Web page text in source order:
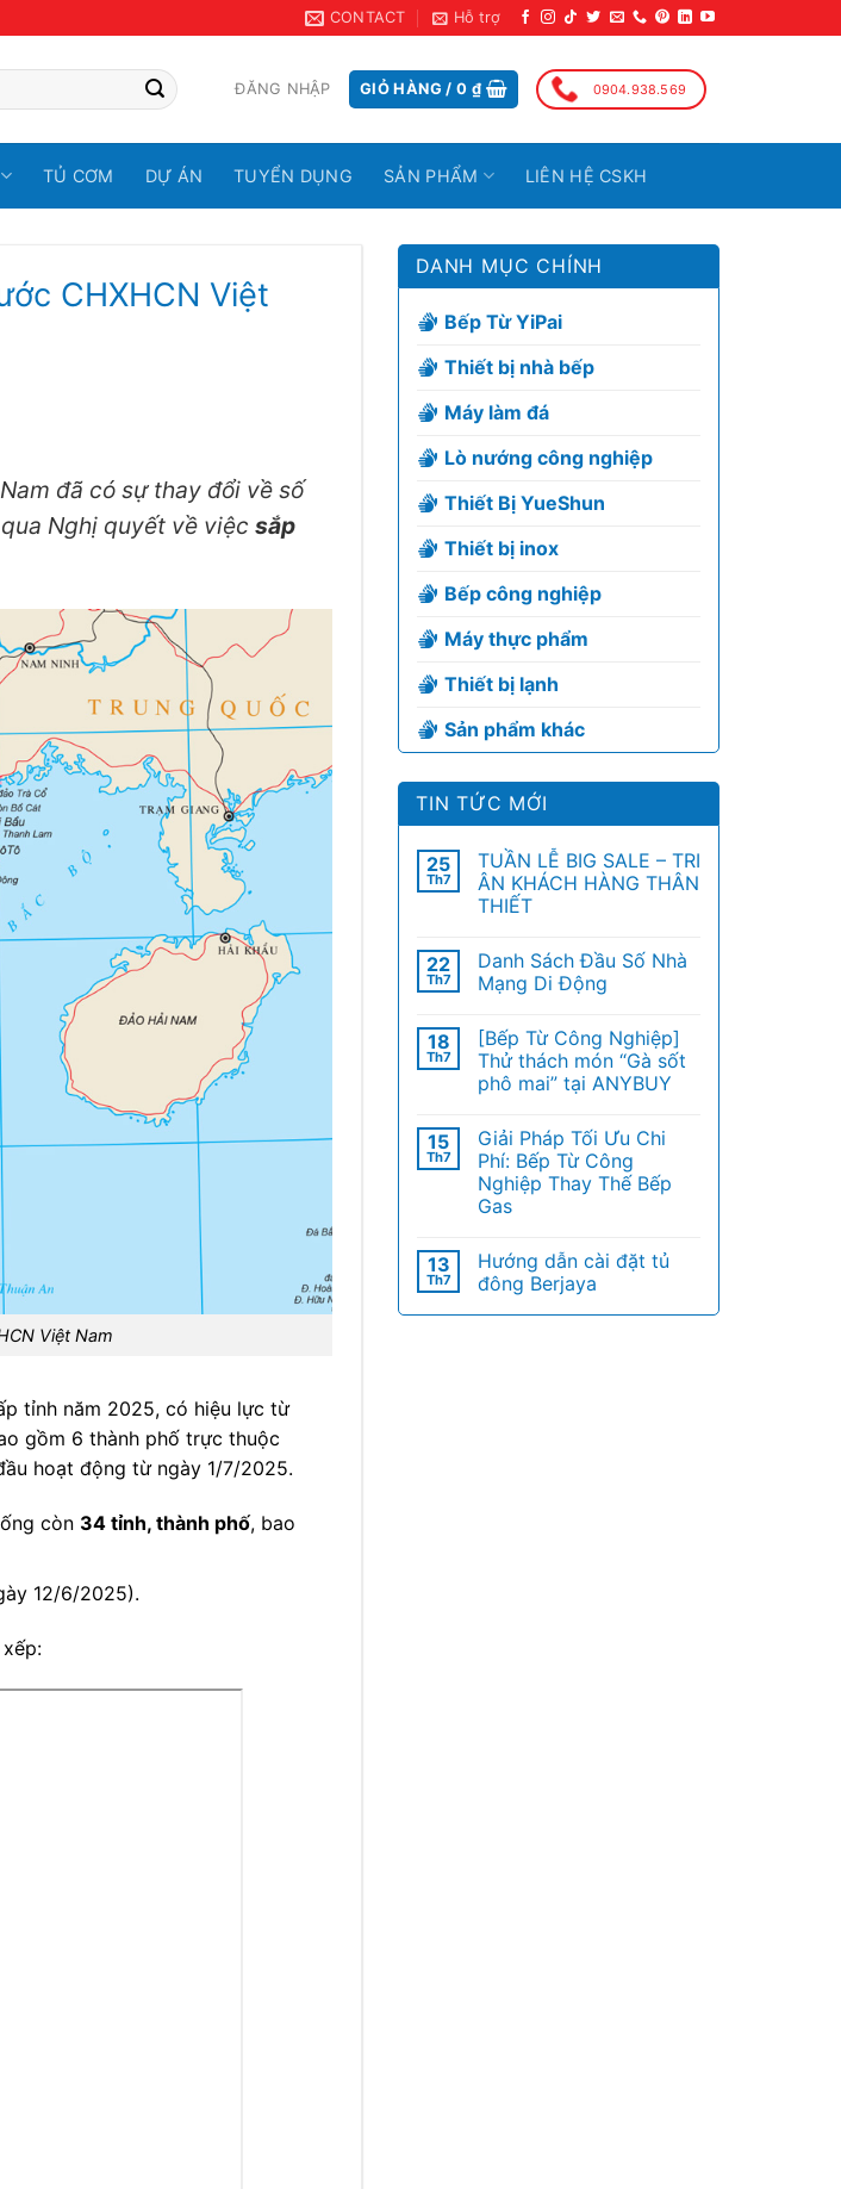
CONTACT Hỗ trợ
ĐĂNG NHẬP GIỎ HÀNG /0 ₫ 0904.938.569
TỦ CƠM DỰ ÁN TUYỂN DỤNG SẢN PHẨM LIÊN HỆ CSKH
CHXHCN Việt
đã có sự thay đổi về số
Nghị quyết về việc sắp
Việt Nam
tỉnh năm 2025, có hiệu lực từ
gồm 6 thành phố trực thuộc
hoạt động từ ngày 1/7/2025.
còn 34 tỉnh, thành phố, bao
12/6/2025).
DANH MỤC CHÍNH
Bếp Từ YiPai
Thiết bị nhà bếp
Máy làm đá
Lò nướng công nghiệp
Thiết Bị YueShun
Thiết bị inox
Bếp công nghiệp
Máy thực phẩm
Thiết bị lạnh
Sản phẩm khác
TIN TỨC MỚI
25
Th7
TUẦN LỄ BIG SALE – TRI
ÂN KHÁCH HÀNG THÂN
THIẾT
22
Th7
Danh Sách Đầu Số Nhà
Mạng Di Động
18
Th7
[Bếp Từ Công Nghiệp]
Thử thách món “Gà sốt
phô mai” tại ANYBUY
15
Th7
Giải Pháp Tối Ưu Chi
Phí: Bếp Từ Công
Nghiệp Thay Thế Bếp
Gas
13
Th7
Hướng dẫn cài đặt tủ
đông Berjaya